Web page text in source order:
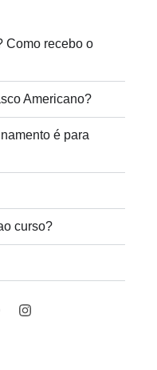
Como recebo o
Americano?
é para
curso?